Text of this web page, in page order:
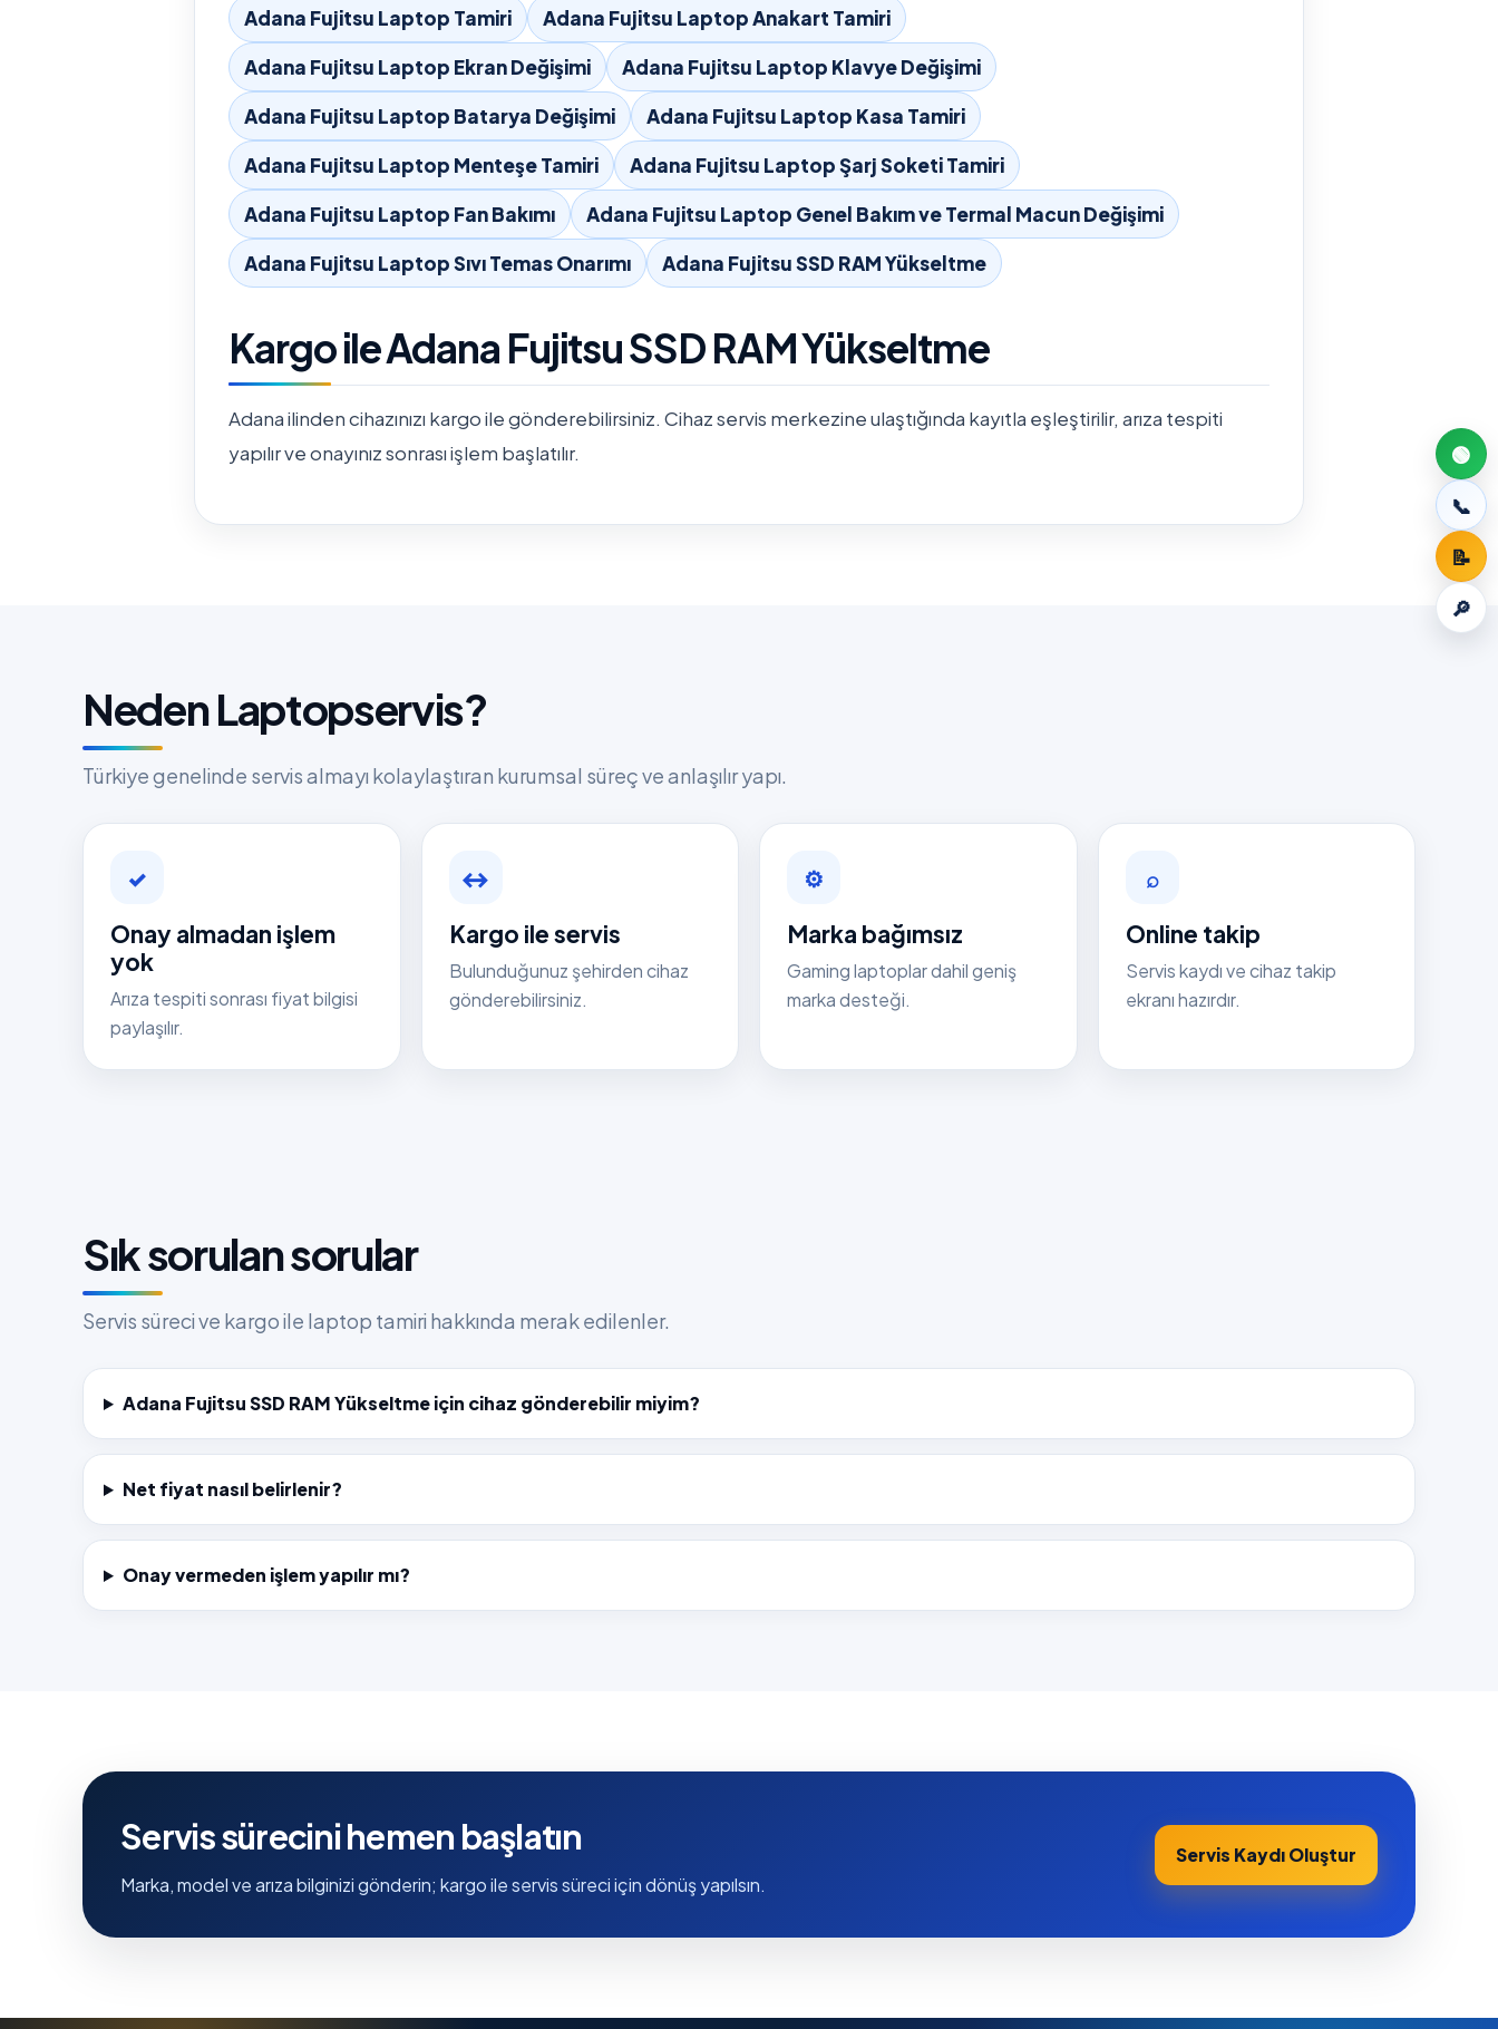
🟢
📞
📝
🔎
Adana Fujitsu Laptop Tamiri
Adana Fujitsu Laptop Anakart Tamiri
Adana Fujitsu Laptop Ekran Değişimi
Adana Fujitsu Laptop Klavye Değişimi
Adana Fujitsu Laptop Batarya Değişimi
Adana Fujitsu Laptop Kasa Tamiri
Adana Fujitsu Laptop Menteşe Tamiri
Adana Fujitsu Laptop Şarj Soketi Tamiri
Adana Fujitsu Laptop Fan Bakımı
Adana Fujitsu Laptop Genel Bakım ve Termal Macun Değişimi
Adana Fujitsu Laptop Sıvı Temas Onarımı
Adana Fujitsu SSD RAM Yükseltme
Kargo ile Adana Fujitsu SSD RAM Yükseltme
Adana ilinden cihazınızı kargo ile gönderebilirsiniz. Cihaz servis merkezine ulaştığında kayıtla eşleştirilir, arıza tespiti
yapılır ve onayınız sonrası işlem başlatılır.
Neden Laptopservis?
Türkiye genelinde servis almayı kolaylaştıran kurumsal süreç ve anlaşılır yapı.
✓
Onay almadan işlem
yok
Arıza tespiti sonrası fiyat bilgisi
paylaşılır.
↔
Kargo ile servis
Bulunduğunuz şehirden cihaz
gönderebilirsiniz.
⚙
Marka bağımsız
Gaming laptoplar dahil geniş
marka desteği.
⌕
Online takip
Servis kaydı ve cihaz takip
ekranı hazırdır.
Sık sorulan sorular
Servis süreci ve kargo ile laptop tamiri hakkında merak edilenler.
Adana Fujitsu SSD RAM Yükseltme için cihaz gönderebilir miyim?
Net fiyat nasıl belirlenir?
Onay vermeden işlem yapılır mı?
Servis sürecini hemen başlatın
Marka, model ve arıza bilginizi gönderin; kargo ile servis süreci için dönüş yapılsın.
Servis Kaydı Oluştur